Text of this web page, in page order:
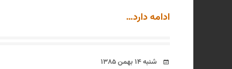
ادامه دارد…
تاریخ
شنبه ۱۴ بهمن ۱۳۸۵